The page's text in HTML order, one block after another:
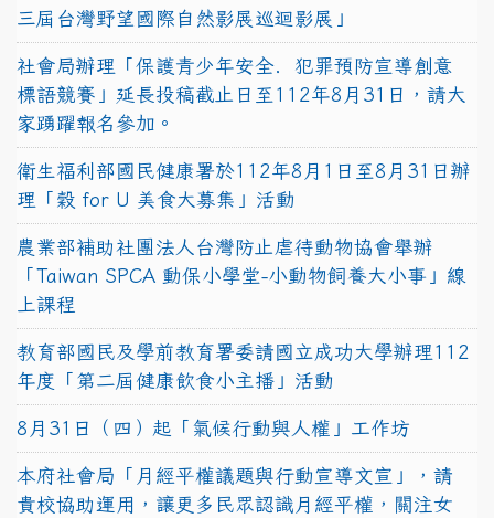
三屆台灣野望國際自然影展巡迴影展」
社會局辦理「保護青少年安全．犯罪預防宣導創意
標語競賽」延長投稿截止日至112年8月31日，請大
家踴躍報名參加。
衛生福利部國民健康署於112年8月1日至8月31日辦
理「穀 for U 美食大募集」活動
農業部補助社團法人台灣防止虐待動物協會舉辦
「Taiwan SPCA 動保小學堂-小動物飼養大小事」線
上課程
教育部國民及學前教育署委請國立成功大學辦理112
年度「第二屆健康飲食小主播」活動
8月31日（四）起「氣候行動與人權」工作坊
本府社會局「月經平權議題與行動宣導文宣」，請
貴校協助運用，讓更多民眾認識月經平權，關注女